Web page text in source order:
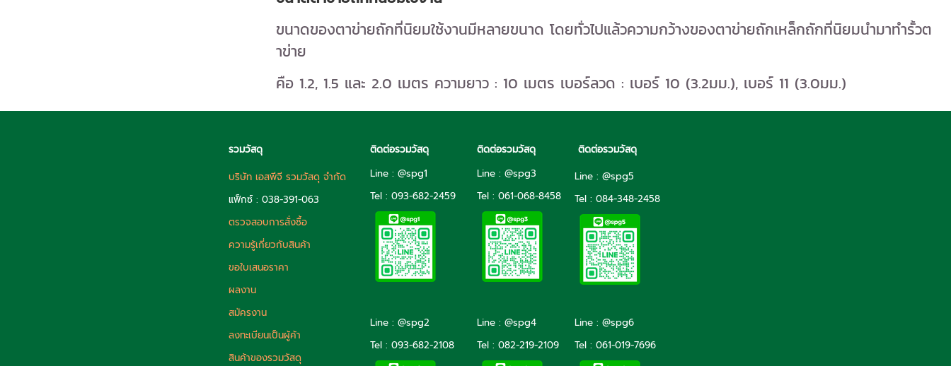
ขนาดของตาข่ายถักที่นิยมใช้งานมีหลายขนาด โดยทั่วไปแล้วความกว้างของตาข่ายถักเหล็กถักที่นิยมนำมาทำรั้วต
าข่าย
คือ 1.2, 1.5 และ 2.0 เมตร ความยาว : 10 เมตร เบอร์ลวด : เบอร์ 10 (3.2มม.), เบอร์ 11 (3.0มม.)
รวมวัสดุ ติดต่อรวมวัสดุ ติดต่อรวมวัสดุ
ติดต่อรวมวัสดุ
บริษัท เอสพีจี รวมวัสดุ จำกัด
แฟ็กซ์ : 038-391-063
ตรวจสอบการสั่งซื้อ
ความรู้เกี่ยวกับสินค้า
ขอใบเสนอราคา
ผลงาน
สมัครงาน
ลงทะเบียนเป็นผู้ค้า
สินค้าของรวมวัสดุ
Line : @spg1
Tel : 093-682-2459
Line : @spg2
Tel : 093-682-2108
Line : @spg3
Tel : 061-068-8458
Line : @spg4
Tel : 082-219-2109
Line : @spg5
Tel : 084-348-2458
Line : @spg6
Tel : 061-019-7696